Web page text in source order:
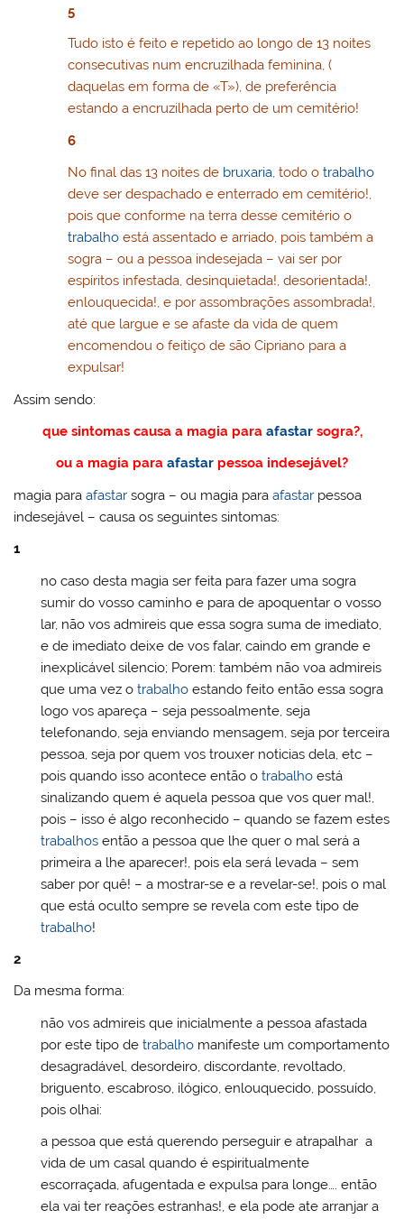
5
Tudo isto é feito e repetido ao longo de 13 noites
consecutivas num encruzilhada feminina, (
daquelas em forma de «T»), de preferência
estando a encruzilhada perto de um cemitério!
6
No final das 13 noites de bruxaria, todo otrabalho
deve ser despachado e enterrado em cemitério!,
pois que conforme na terra desse cemitério o
trabalho está assentado e arriado, pois também a
sogra – ou a pessoa indesejada – vai ser por
espíritos infestada, desinquietada!, desorientada!,
enlouquecida!, e por assombrações assombrada!,
até que largue e se afaste da vida de quem
encomendou o feitiço de são Cipriano para a
expulsar!
Assim sendo:
que sintomas causa a magia para afastarsogra?,
ou a magia para afastar pessoa indesejável?
magia paraafastar sogra – ou magia paraafastar pessoa
indesejável – causa os seguintes sintomas:
1
no caso desta magia ser feita para fazer uma sogra
sumir do vosso caminho e para de apoquentar o vosso
lar, não vos admireis que essa sogra suma de imediato,
e de imediato deixe de vos falar, caindo em grande e
inexplicável silencio; Porem: também não voa admireis
que uma vez otrabalho estando feito então essa sogra
logo vos apareça – seja pessoalmente, seja
telefonando, seja enviando mensagem, seja por terceira
pessoa, seja por quem vos trouxer noticias dela, etc –
pois quando isso acontece então otrabalho está
sinalizando quem é aquela pessoa que vos quer mal!,
pois – isso é algo reconhecido – quando se fazem estes
trabalhos então a pessoa que lhe quer o mal será a
primeira a lhe aparecer!, pois ela será levada – sem
saber por quê! – a mostrar-se e a revelar-se!, pois o mal
que está oculto sempre se revela com este tipo de
trabalho!
2
Da mesma forma:
não vos admireis que inicialmente a pessoa afastada
por este tipo detrabalho manifeste um comportamento
desagradável, desordeiro, discordante, revoltado,
briguento, escabroso, ilógico, enlouquecido, possuído,
pois olhai:
a pessoa que está querendo perseguir e atrapalhar a
vida de um casal quando é espiritualmente
escorraçada, afugentada e expulsa para longe…. então
ela vai ter reações estranhas!, e ela pode ate arranjar a